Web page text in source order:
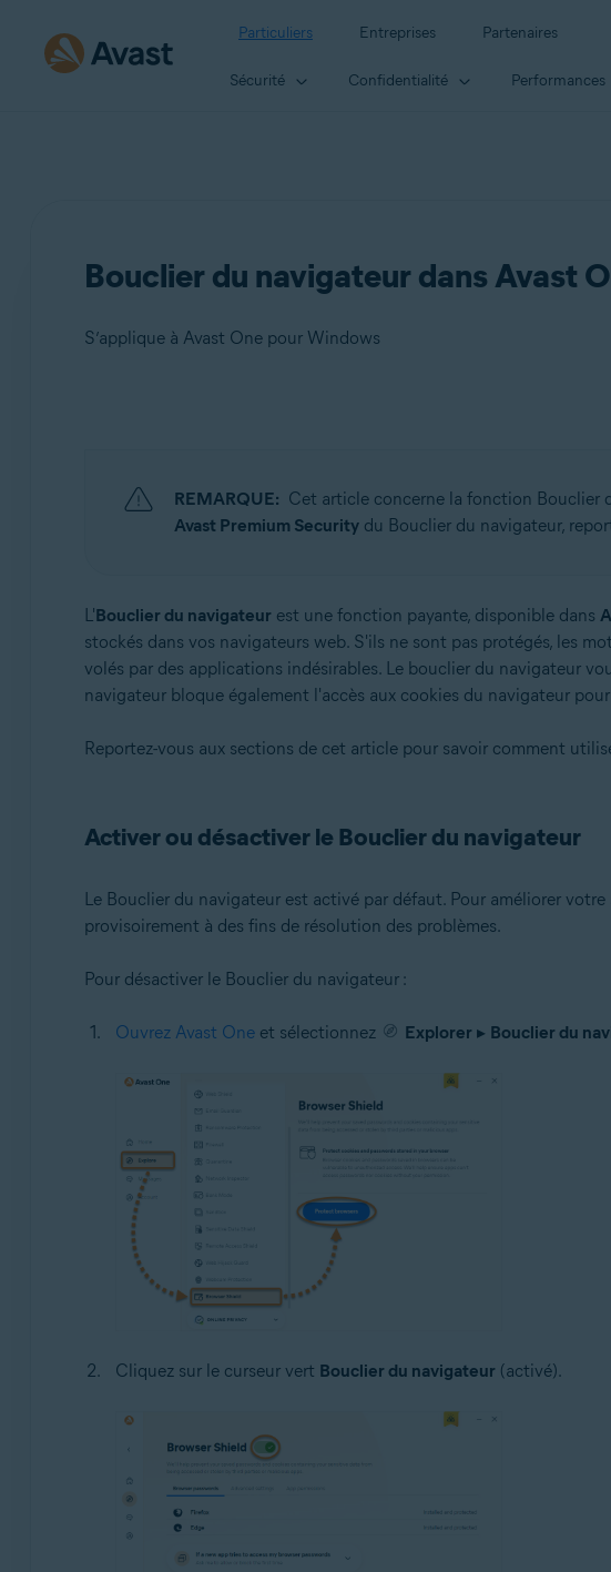
Particuliers Entreprises Partenaires
Sécurité Confidentialité Performances
Bouclier du navigateur dans Avast
S’applique à Avast One pour Windows
Systèmes d'exploitation:
Microsoft Windows 8/Professionnel/Entreprise (32/64 bits)
Microsoft Windows 7 Édition Familiale Basique/Édition Familiale
bits)
REMARQUE: Cet article concerne la fonction Bouclier
Avast Premium Securitydu Bouclier du navigateur,
L'Bouclier du navigateur est une fonction payante, disponible dans
stockés dans vos navigateurs web. S'ils ne sont pas protégés, les
volés par des applications indésirables. Le bouclier du navigateur
navigateur bloque également l'accès aux cookies du navigateur
Reportez-vous aux sections de cet article pour savoir comment
Activer ou désactiver le Bouclier du navigateur
Le Bouclier du navigateur est activé par défaut. Pour améliorer
provisoirement à des fins de résolution des problèmes.
Pour désactiver le Bouclier du navigateur :
Ouvrez Avast Oneet sélectionnez Explorer ▸ Bouclier du
Cliquez sur le curseur vert Bouclier du navigateur (activé).